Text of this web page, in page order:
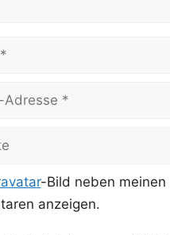
-Bild neben meinen
anzeigen.